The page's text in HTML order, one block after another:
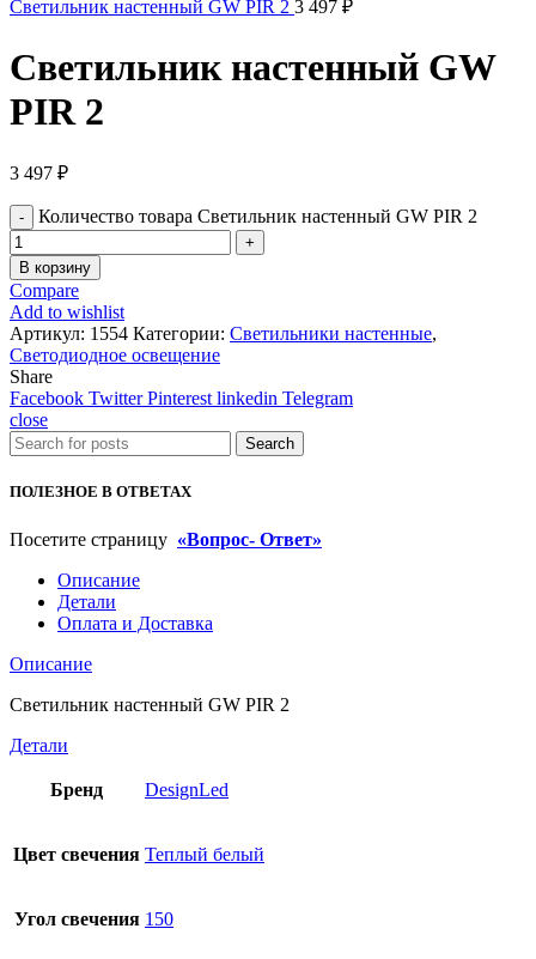
Светильник настенный GW PIR 2 3 497 ₽
Светильник настенный GW
PIR 2
3 497 ₽
Количество товара Светильник настенный GW PIR 2
В корзину
Compare
Add to wishlist
Артикул: 1554 Категории: Светильники настенные,
Светодиодное освещение
Share
Facebook Twitter Pinterest linkedin Telegram
close
Search
ПОЛЕЗНОЕ В ОТВЕТАХ
Посетите страницу «Вопрос- Ответ»
Описание
Детали
Оплата и Доставка
Описание
Светильник настенный GW PIR 2
Детали
Бренд DesignLed
Цвет свечения Теплый белый
Угол свечения 150